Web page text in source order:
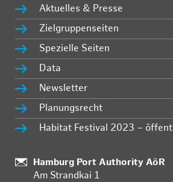
Aktuelles & Presse
Zielgruppenseiten
Spezielle Seiten
Data
Newsletter
Planungsrecht
Habitat Festival 2023 –
:
Hamburg Port Authority AöR
Am Strandkai 1